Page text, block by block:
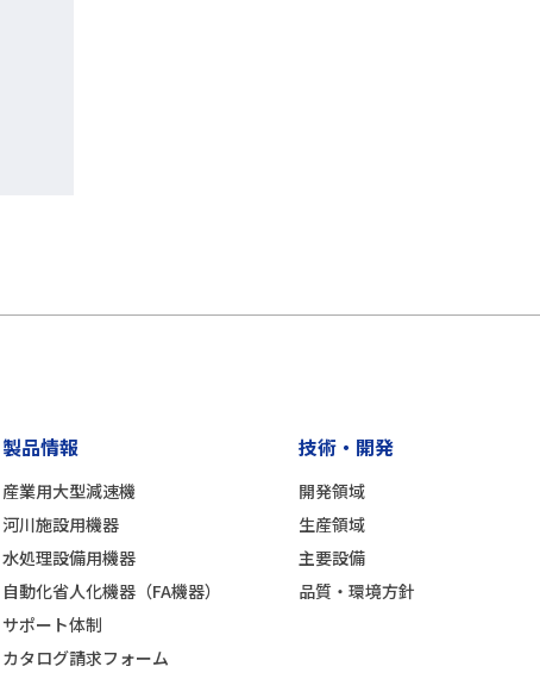
製品情報
産業用大型減速機
河川施設用機器
水処理設備用機器
自動化省人化機器（FA機器）
サポート体制
カタログ請求フォーム
技術・開発
開発領域
生産領域
主要設備
品質・環境方針